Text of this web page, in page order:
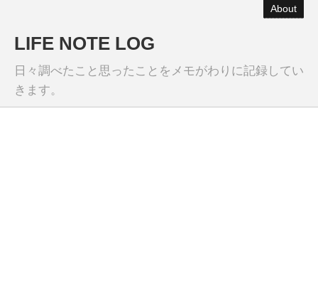
About
LIFE NOTE LOG
日々調べたこと思ったことをメモがわりに記録してい
きます。